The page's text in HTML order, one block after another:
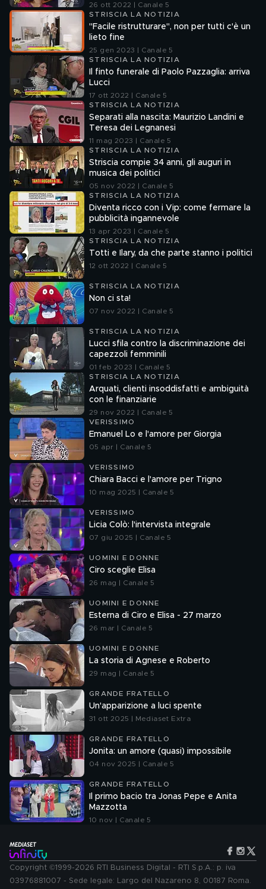
26 ott 2022 | Canale 5
STRISCIA LA NOTIZIA
"Facile ristrutturare", non per tutti c'è un
lieto fine
25 gen 2023 | Canale 5
STRISCIA LA NOTIZIA
Il finto funerale di Paolo Pazzaglia: arriva
Lucci
17 ott 2022 | Canale 5
STRISCIA LA NOTIZIA
Separati alla nascita: Maurizio Landini e
Teresa dei Legnanesi
11 mag 2023 | Canale 5
STRISCIA LA NOTIZIA
Striscia compie 34 anni, gli auguri in
musica dei politici
05 nov 2022 | Canale 5
STRISCIA LA NOTIZIA
Diventa ricco con i Vip: come fermare la
pubblicità ingannevole
13 apr 2023 | Canale 5
STRISCIA LA NOTIZIA
Totti e Ilary, da che parte stanno i politici
12 ott 2022 | Canale 5
STRISCIA LA NOTIZIA
Non ci sta!
07 nov 2022 | Canale 5
STRISCIA LA NOTIZIA
Lucci sfila contro la discriminazione dei
capezzoli femminili
01 feb 2023 | Canale 5
STRISCIA LA NOTIZIA
Arquati, clienti insoddisfatti e ambiguità
con le finanziarie
29 nov 2022 | Canale 5
VERISSIMO
Emanuel Lo e l'amore per Giorgia
05 apr | Canale 5
VERISSIMO
Chiara Bacci e l'amore per Trigno
10 mag 2025 | Canale 5
VERISSIMO
Licia Colò: l'intervista integrale
07 giu 2025 | Canale 5
UOMINI E DONNE
Ciro sceglie Elisa
26 mag | Canale 5
UOMINI E DONNE
Esterna di Ciro e Elisa - 27 marzo
26 mar | Canale 5
UOMINI E DONNE
La storia di Agnese e Roberto
29 mag | Canale 5
GRANDE FRATELLO
Un'apparizione a luci spente
31 ott 2025 | Mediaset Extra
GRANDE FRATELLO
Jonita: un amore (quasi) impossibile
04 nov 2025 | Canale 5
GRANDE FRATELLO
Il primo bacio tra Jonas Pepe e Anita
Mazzotta
10 nov | Canale 5
Copyright ©1999-2026 RTI Business Digital - RTI S.p.A.: p. iva
03976881007 - Sede legale: Largo del Nazareno 8, 00187 Roma.